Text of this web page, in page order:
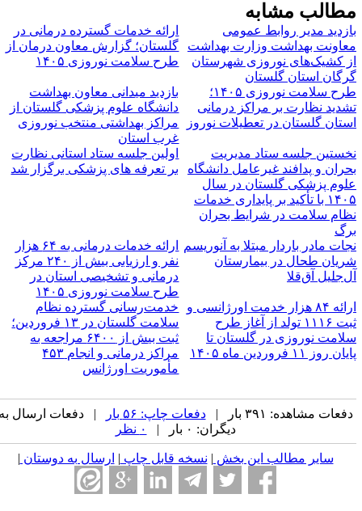
مشابه
مدیر روابط عمومی
بهداشت وزارت بهداشت
کشیک‌های نوروزی شهرستان
استان گلستان
ارائه خدمات گسترده درمانی در
گلستان؛ گزارش معاون درمان از
طرح سلامت نوروزی ۱۴۰۵
طرح سلامت نوروزی ۱۴۰۵؛
نظارت بر مراکز درمانی
گلستان در تعطیلات نوروز
بازدید میدانی معاون بهداشت
دانشگاه علوم پزشکی گلستان از
مراکز بهداشتی منتخب نوروزی
غرب استان
جلسه ستاد مدیریت
و پدافند غیرعامل دانشگاه
پزشکی گلستان در سال
۱۴۰۵ با تأکید بر پایداری خدمات
سلامت در شرایط بحران
اولین جلسه ستاد استانی نظارت
بر تعرفه های پزشکی برگزار شد
مادر باردار مبتلا به آنوریسم
طحال در بیمارستان
آق‌قلا
ارائه خدمات درمانی به ۶۴ هزار
نفر و ارزیابی بیش از ۲۴۰ مرکز
درمانی و تشخیصی استان در
طرح سلامت نوروزی ۱۴۰۵
ارائه ۸۴ هزار خدمت اورژانسی و
ثبت ۱۱۱۶ تولد از آغاز طرح
نوروزی در گلستان تا
روز ۱۱ فروردین ماه ۱۴۰۵
خدمت‌رسانی گسترده نظام
سلامت گلستان در ۱۳ فروردین؛
ثبت بیش از ۶۴۰۰ مراجعه به
مراکز درمانی و انجام ۴۵۳
مأموریت اورژانس
دفعات مشاهده: ۳۹۱ بار | دفعات چاپ: ۵۶ بار
| دفعات ارسال به
دیگران: ۰ بار |
سایر مطالب این بخش | نسخه قابل چاپ| ارسال به دوستان|